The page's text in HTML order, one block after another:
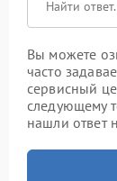
Вы можете
часто
сервисный
следующему
нашли ответ